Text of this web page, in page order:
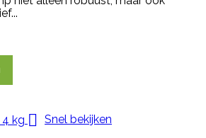
 Snel bekijken